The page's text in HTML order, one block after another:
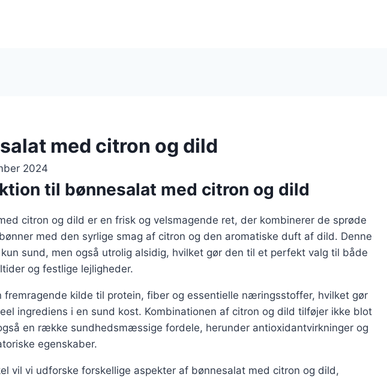
med citron og dild
2024
til bønnesalat med citron og dild
citron og dild er en frisk og velsmagende ret, der kombinerer de sprøde
med den syrlige smag af citron og den aromatiske duft af dild. Denne
sund, men også utrolig alsidig, hvilket gør den til et perfekt valg til både
og festlige lejligheder.
fremragende kilde til protein, fiber og essentielle næringsstoffer, hvilket gør
ingrediens i en sund kost. Kombinationen af citron og dild tilføjer ikke blot
en række sundhedsmæssige fordele, herunder antioxidantvirkninger og
egenskaber.
vil vi udforske forskellige aspekter af bønnesalat med citron og dild,